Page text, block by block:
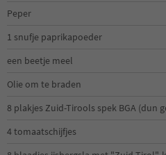
Peper
1 snufje paprikapoeder
een beetje meel
Olie om te braden
8 plakjes Zuid-Tirools spek BGA (dun
4 tomaatschijfjes